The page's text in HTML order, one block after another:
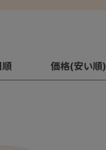
順 価格(安い順)